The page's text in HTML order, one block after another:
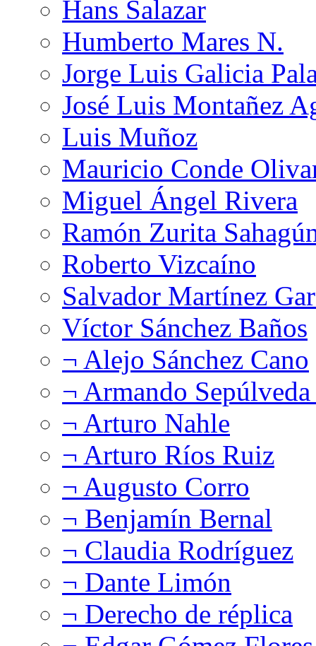
Hans Salazar
Humberto Mares N.
Jorge Luis Galicia
José Luis Montañez
Luis Muñoz
Mauricio Conde
Miguel Ángel Rivera
Ramón Zurita
Roberto Vizcaíno
Salvador Martínez
Víctor Sánchez Baños
¬ Alejo Sánchez Cano
¬ Armando
¬ Arturo Nahle
¬ Arturo Ríos Ruiz
¬ Augusto Corro
¬ Benjamín Bernal
¬ Claudia Rodríguez
¬ Dante Limón
¬ Derecho de réplica